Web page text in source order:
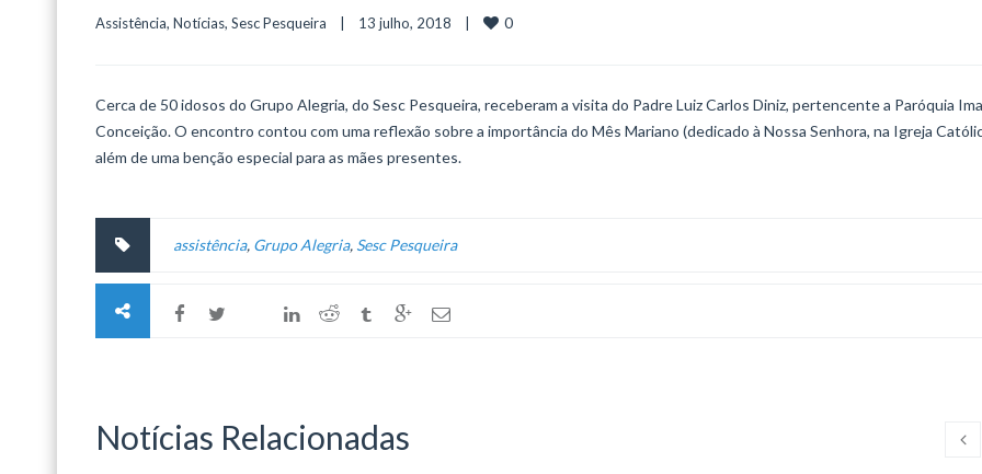
Assistência, Notícias, Sesc Pesqueira
    |    13 julho, 2018    |
0
Cerca de 50 idosos do Grupo Alegria, do Sesc Pesqueira, receberam a visita do Padre Luiz Carlos Diniz, pertencente a Paróquia
Conceição. O encontro contou com uma reflexão sobre a importância do Mês Mariano (dedicado à Nossa Senhora, na Igreja
além de uma benção especial para as mães presentes.
assistência, Grupo Alegria, Sesc Pesqueira
Notícias Relacionadas